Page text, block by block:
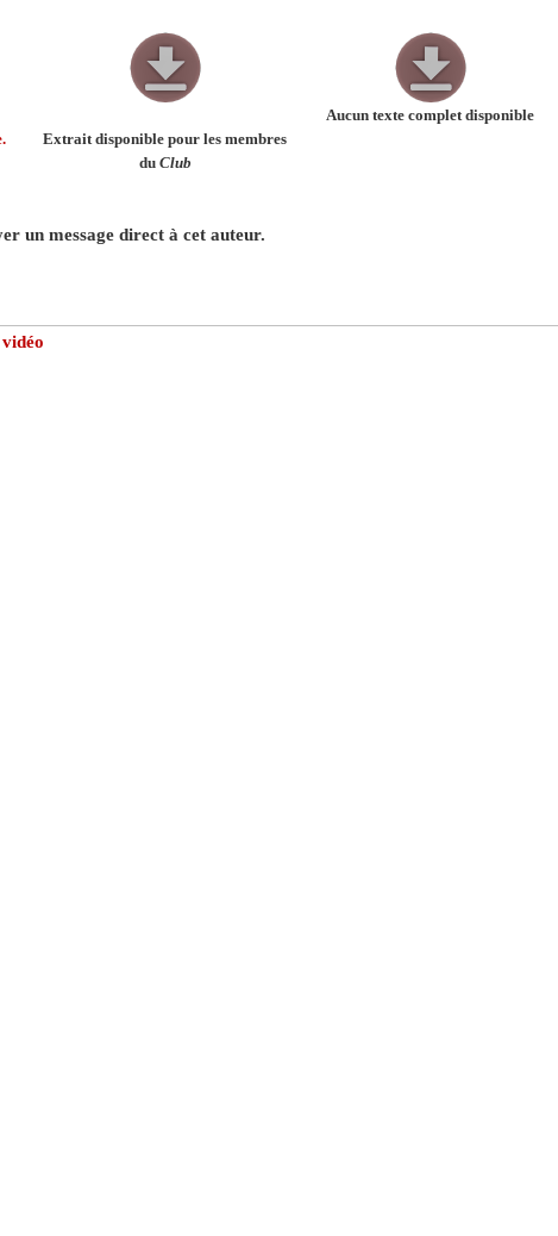
Extrait disponible pour les membres
du Club
Aucun texte complet disponible
un message direct à cet auteur.